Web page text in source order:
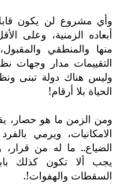
وأي مشروع لن يكون
أبعاده الزمنية، وعلى
منها والمنطقي
التقييمات مدار وجهات
وليس هناك دولة تبنى
الحياة بلا أرقام!
ومن الزمن ما هو حصار،
الامكانيات، ويرمي
الضياع.. ما له من
يجب ألا تكون كذلك
السقطات والهفوات!.